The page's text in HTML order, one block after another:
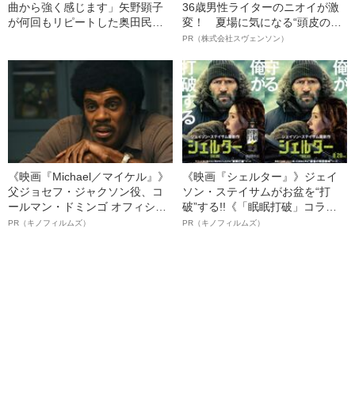
曲から強く感じます」矢野顕子
が何回もリピートした奥田民生
36歳男性ライターのニオイが激
変！ 夏場に気になる“頭皮のニ
オイ”や“ベタつき”を解消す
ト”が生み出した徹底ケアとは
PR（株式会社スヴェンソン）
《映画『Michael／マイケル』》
父ジョセフ・ジャクソン役、コ
ールマン・ドミンゴ オフィシャ
ルインタビュー“観客を魅了した
PR（キノフィルムズ）
《映画『シェルター』》ジェイ
ソン・ステイサムがお盆を“打
破”する!!《「眠眠打破」コラ
ボ》
PR（キノフィルムズ）